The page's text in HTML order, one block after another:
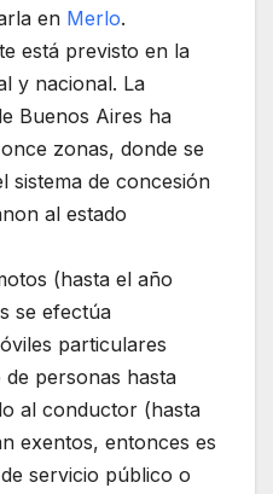
en Merlo.
está previsto en la
y nacional. La
Buenos Aires ha
zonas, donde se
sistema de concesión
al estado
(hasta el año
se efectúa
particulares
personas hasta
al conductor (hasta
exentos, entonces es
servicio público o